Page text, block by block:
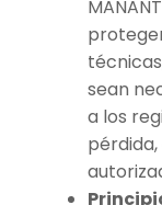
sean
a los